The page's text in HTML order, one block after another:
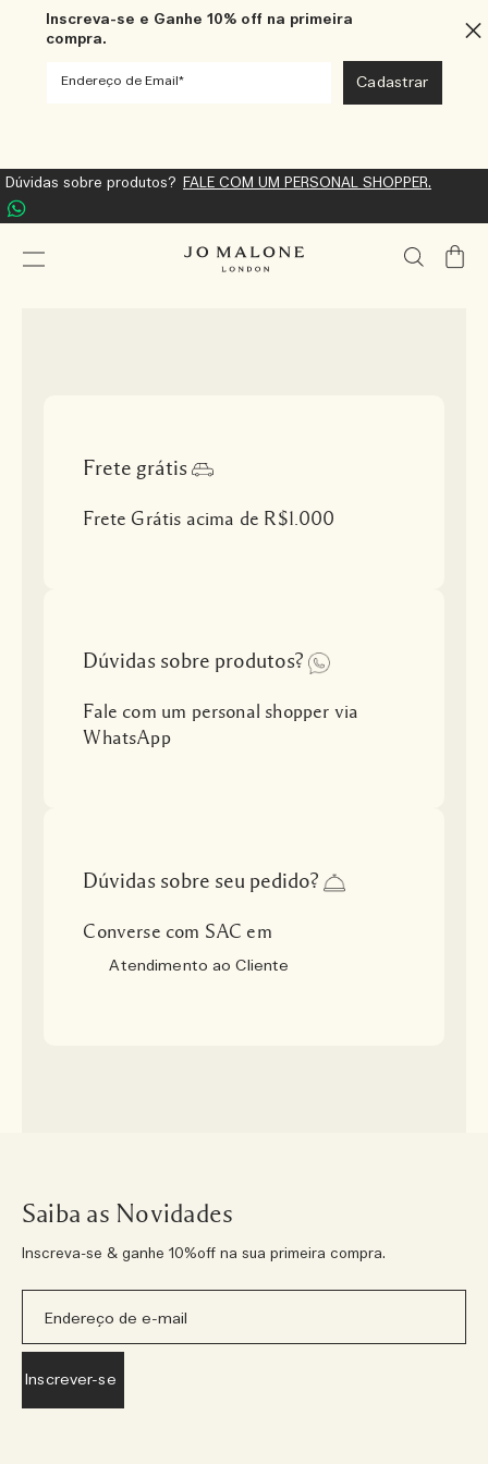
Inscreva-se e Ganhe 10% off na primeira
compra.
Dúvidas sobre produtos? FALE COM UM PERSONAL SHOPPER.
Meu
Frete grátis
Frete Grátis acima de R$1.000
Dúvidas sobre produtos?
Fale com um personal shopper via
WhatsApp
Dúvidas sobre seu pedido?
Converse com SAC em
Atendimento ao Cliente
Saiba as Novidades
Inscreva-se & ganhe 10%off na sua primeira compra.